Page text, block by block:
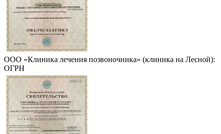
ООО «Клиника лечения позвоночника» (клиника на Лесной):
ОГРН